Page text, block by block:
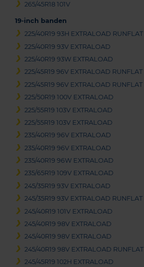
265/45R18 101V
19-inch banden
225/40R19 93H EXTRALOAD RUNFLAT
225/40R19 93V EXTRALOAD
225/40R19 93W EXTRALOAD
225/45R19 96V EXTRALOAD RUNFLAT
225/45R19 96V EXTRALOAD RUNFLAT
225/50R19 100V EXTRALOAD
225/55R19 103V EXTRALOAD
225/55R19 103V EXTRALOAD
235/40R19 96V EXTRALOAD
235/40R19 96V EXTRALOAD
235/40R19 96W EXTRALOAD
235/65R19 109V EXTRALOAD
245/35R19 93V EXTRALOAD
245/35R19 93V EXTRALOAD RUNFLAT
245/40R19 101V EXTRALOAD
245/40R19 98V EXTRALOAD
245/40R19 98V EXTRALOAD
245/40R19 98V EXTRALOAD RUNFLAT
245/45R19 102H EXTRALOAD